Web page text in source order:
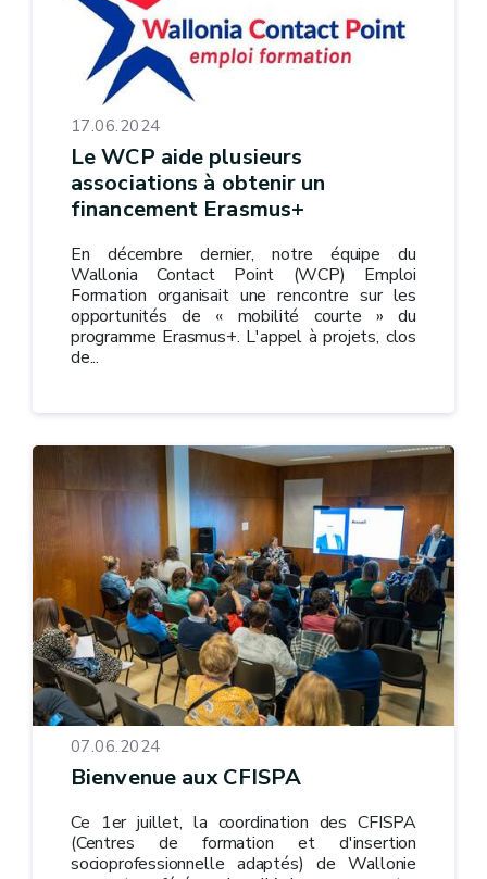
17.06.2024
Le WCP aide plusieurs
associations à obtenir un
financement Erasmus+
En décembre dernier, notre équipe du
Wallonia Contact Point (WCP) Emploi
Formation organisait une rencontre sur les
opportunités de « mobilité courte » du
programme Erasmus+. L'appel à projets, clos
de...
07.06.2024
Bienvenue aux CFISPA
Ce 1er juillet, la coordination des CFISPA
(Centres de formation et d'insertion
socioprofessionnelle adaptés) de Wallonie